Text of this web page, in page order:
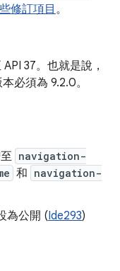
修訂項目 。
37。也就是說，
必須為 9.2.0。
navigation-
和 navigation-
為公開 (Ide293)